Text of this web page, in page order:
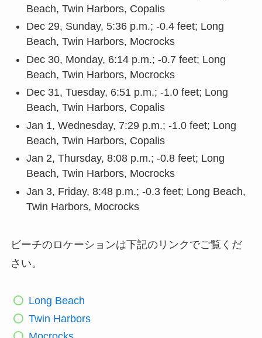
Beach, Twin Harbors, Copalis
Dec 29, Sunday, 5:36 p.m.; -0.4 feet; Long
Beach, Twin Harbors, Mocrocks
Dec 30, Monday, 6:14 p.m.; -0.7 feet; Long
Beach, Twin Harbors, Mocrocks
Dec 31, Tuesday, 6:51 p.m.; -1.0 feet; Long
Beach, Twin Harbors, Copalis
Jan 1, Wednesday, 7:29 p.m.; -1.0 feet; Long
Beach, Twin Harbors, Copalis
Jan 2, Thursday, 8:08 p.m.; -0.8 feet; Long
Beach, Twin Harbors, Mocrocks
Jan 3, Friday, 8:48 p.m.; -0.3 feet; Long Beach,
Twin Harbors, Mocrocks
ビーチのロケーションは下記のリンクでご覧くだ
さい。
Long Beach
Twin Harbors